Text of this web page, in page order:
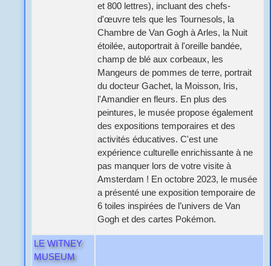
et 800 lettres), incluant des chefs-
d'œuvre tels que les Tournesols, la
Chambre de Van Gogh à Arles, la Nuit
étoilée, autoportrait à l'oreille bandée,
champ de blé aux corbeaux, les
Mangeurs de pommes de terre, portrait
du docteur Gachet, la Moisson, Iris,
l'Amandier en fleurs. En plus des
peintures, le musée propose également
des expositions temporaires et des
activités éducatives. C'est une
expérience culturelle enrichissante à ne
pas manquer lors de votre visite à
Amsterdam ! En octobre 2023, le musée
a présenté une exposition temporaire de
6 toiles inspirées de l’univers de Van
Gogh et des cartes Pokémon.
LE WITNEY
MUSEUM